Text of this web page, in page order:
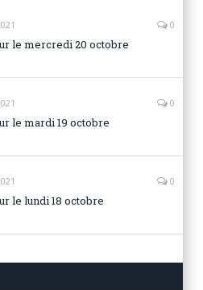
0
le mercredi 20 octobre
0
le mardi 19 octobre
0
le lundi 18 octobre